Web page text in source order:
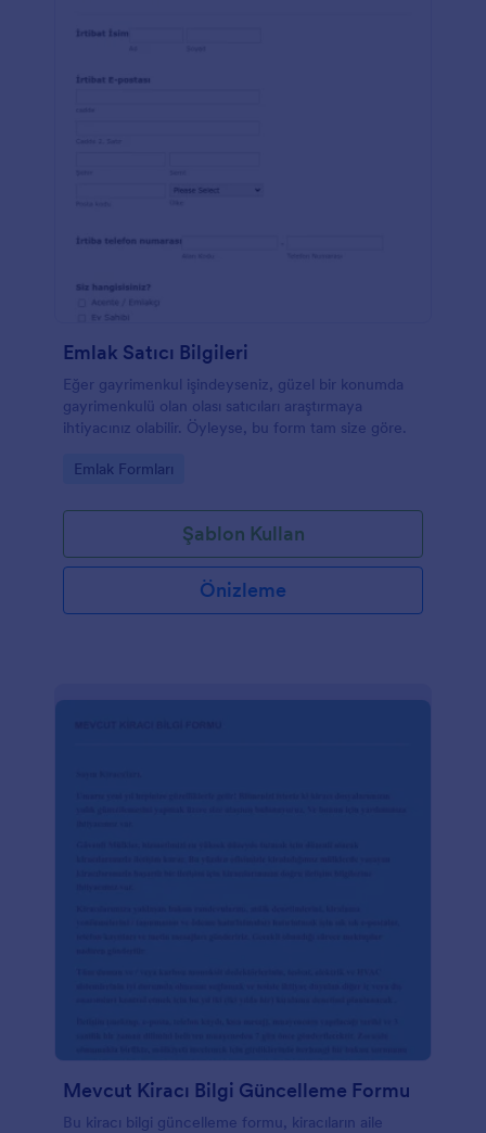
Emlak Satıcı Bilgileri
Eğer gayrimenkul işindeyseniz, güzel bir konumda
gayrimenkulü olan olası satıcıları araştırmaya
ihtiyacınız olabilir. Öyleyse, bu form tam size göre.
Go to Category:
Emlak Formları
Şablon Kullan
Önizleme
Mevcut Kiracı Bilgi Güncelleme Formu
Bu kiracı bilgi güncelleme formu, kiracıların aile